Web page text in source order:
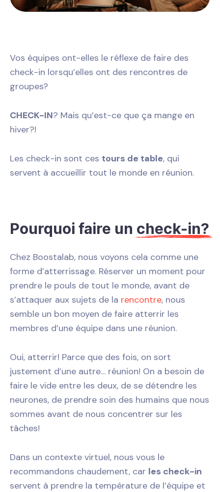
Vos équipes ont-elles le réflexe de faire des
check-in lorsqu’elles ont des rencontres de
groupes?
CHECK-IN? Mais qu’est-ce que ça mange en
hiver?!
Les check-in sont ces tours de table, qui
servent à accueillir tout le monde en réunion.
Pourquoi faire un check-in?
Chez Boostalab, nous voyons cela comme une
forme d’atterrissage. Réserver un moment pour
prendre le pouls de tout le monde, avant de
s’attaquer aux sujets de la rencontre, nous
semble un bon moyen de faire atterrir les
membres d’une équipe dans une réunion.
Oui, atterrir! Parce que des fois, on sort
justement d’une autre… réunion! On a besoin de
faire le vide entre les deux, de se détendre les
neurones, de prendre soin des humains que nous
sommes avant de nous concentrer sur les
tâches!
Dans un contexte virtuel, nous vous le
recommandons chaudement, car les check-in
servent à prendre la température de l’équipe et